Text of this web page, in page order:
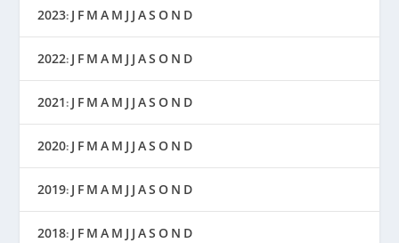
2023: J F M A M J J AS O N D
2022: J F M A M J J AS O N D
2021: J F M A M J J AS O N D
2020: J F M A M J J AS O N D
2019: J F M A M J J AS O N D
2018: J F M A M J J AS O N D